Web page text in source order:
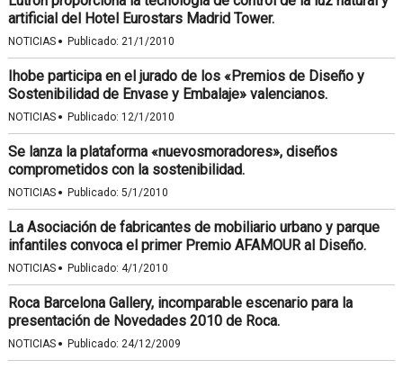
artificial del Hotel Eurostars Madrid Tower.
NOTICIAS · Publicado: 21/1/2010
Ihobe participa en el jurado de los «Premios de Diseño y
Sostenibilidad de Envase y Embalaje» valencianos.
NOTICIAS · Publicado: 12/1/2010
Se lanza la plataforma «nuevosmoradores», diseños
comprometidos con la sostenibilidad.
NOTICIAS · Publicado: 5/1/2010
La Asociación de fabricantes de mobiliario urbano y parque
infantiles convoca el primer Premio AFAMOUR al Diseño.
NOTICIAS · Publicado: 4/1/2010
Roca Barcelona Gallery, incomparable escenario para la
presentación de Novedades 2010 de Roca.
NOTICIAS · Publicado: 24/12/2009